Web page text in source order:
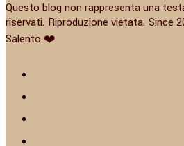
Questo blog non rappresenta una
riservati. Riproduzione vietata. Since
Salento.❤️